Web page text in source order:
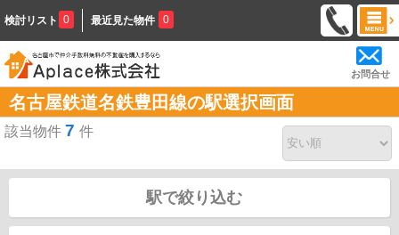
検討リスト 0 最近見た物件 0
お問合せ
名古屋鉄道名鉄豊田線の駅選択画面
該当物件 7 件
駅で絞り込む